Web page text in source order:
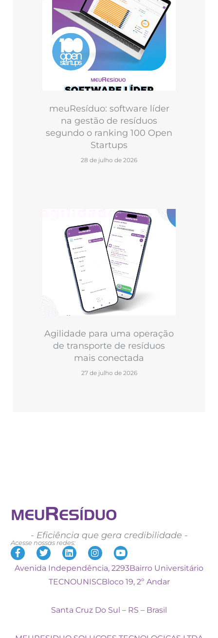
meuResíduo: software líder
na gestão de resíduos
segundo o ranking 100 Open
Startups
28 de julho de 2026
Agilidade para uma operação
de transporte de resíduos
mais conectada
27 de julho de 2026
- Eficiência que gera credibilidade -
Acesse nossas redes:
Avenida Independência, 2293Bairro Universitário
TECNOUNISCBloco 19, 2º Andar
Santa Cruz Do Sul – RS – Brasil